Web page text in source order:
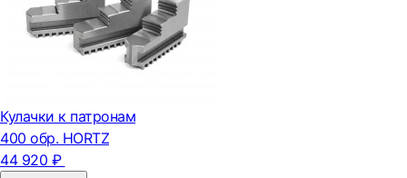
Кулачки к патронам
400 обр. HORTZ
44 920 ₽